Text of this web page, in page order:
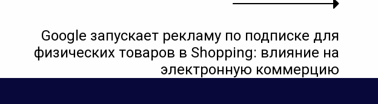
Google запускает рекламу по подписке для
физических товаров в Shopping: влияние на
электронную коммерцию